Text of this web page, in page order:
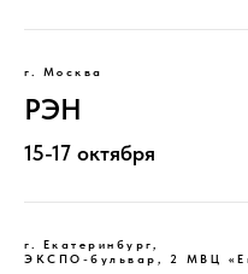
г. Москва
РЭН
15-17 октября
г. Екатеринбург,
ЭКСПО-бульвар, 2 МВЦ